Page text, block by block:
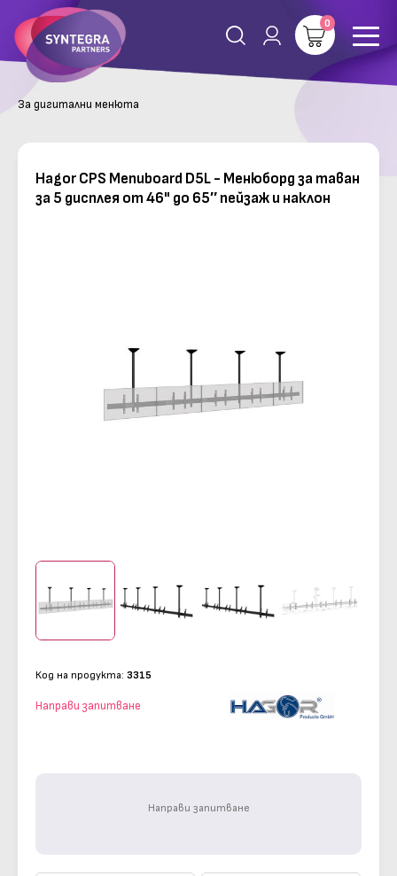
0
За дигитални менюта
Hagor CPS Menuboard D5L - Менюборд за таван
за 5 дисплея от 46" до 65″ пейзаж и наклон
Код на продукта: 3315
Направи запитване
Направи запитване